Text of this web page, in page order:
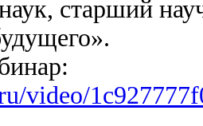
старший
video/